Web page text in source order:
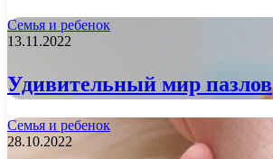
Семья и ребенок
13.11.2022
Удивительный мир пазлов
Семья и ребенок
28.10.2022